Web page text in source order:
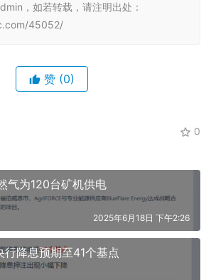
，如若转载，请注明出处：
45052/
赞 (0)
0
气为120台矿机供电
2025年6月18日 下午2:26
行降息预期至41个基点